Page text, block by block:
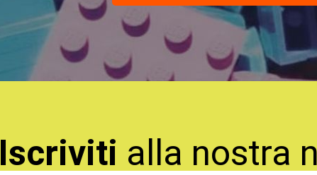
Iscriviti alla nostra